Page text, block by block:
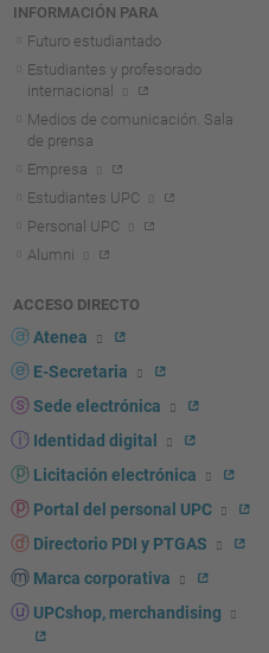
INFORMACIÓN PARA
Futuro estudiantado
Estudiantes y profesorado
internacional
Medios de comunicación. Sala
de prensa
Empresa
Estudiantes UPC
Personal UPC
Alumni
ACCESO DIRECTO
Atenea
E-Secretaria
Sede electrónica
Identidad digital
Licitación electrónica
Portal del personal UPC
Directorio PDI y PTGAS
Marca corporativa
UPCshop, merchandising